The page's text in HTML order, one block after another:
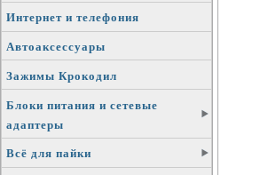
Интернет и телефония
Автоаксессуары
Зажимы Крокодил
Блоки питания и сетевые
адаптеры
Всё для пайки